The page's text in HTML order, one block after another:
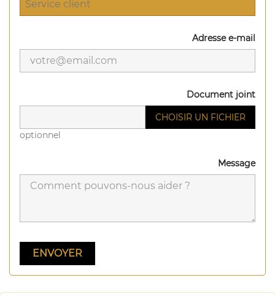
Adresse e-mail
Document joint
CHOISIR UN FICHIER
optionnel
Message